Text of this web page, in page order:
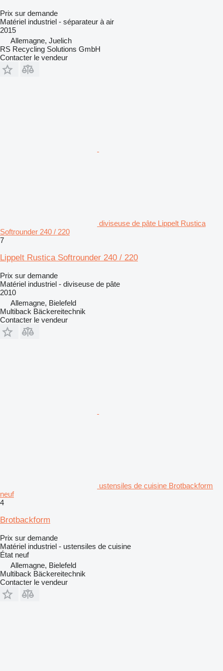
Prix sur demande
Matériel industriel - séparateur à air
2015
Allemagne, Juelich
RS Recycling Solutions GmbH
Contacter le vendeur
diviseuse de pâte Lippelt Rustica
Softrounder 240 / 220
7
Lippelt Rustica Softrounder 240 / 220
Prix sur demande
Matériel industriel - diviseuse de pâte
2010
Allemagne, Bielefeld
Multiback Bäckereitechnik
Contacter le vendeur
ustensiles de cuisine Brotbackform
neuf
4
Brotbackform
Prix sur demande
Matériel industriel - ustensiles de cuisine
État neuf
Allemagne, Bielefeld
Multiback Bäckereitechnik
Contacter le vendeur